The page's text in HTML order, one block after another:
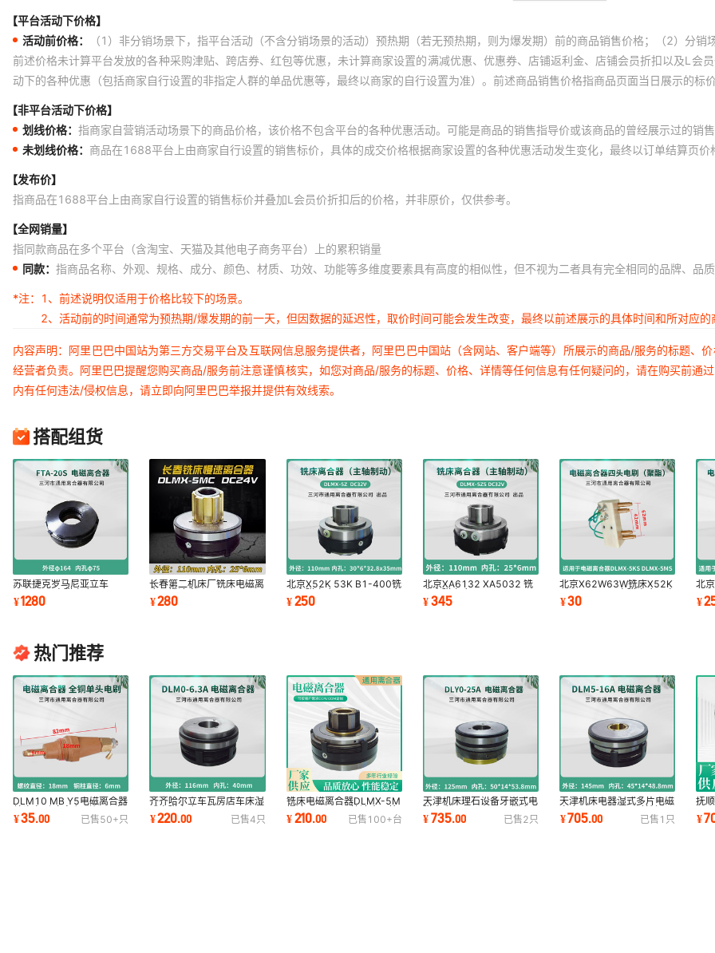
【平台活动下价格】
活动前价格：
（1）非分销场景下，指平台活动（不含分销场景的活动）预热期（若无预热期，则为爆发期）前的商品销售价格；（2）分
前述价格未计算平台发放的各种采购津贴、跨店券、红包等优惠，未计算商家设置的满减优惠、优惠券、店铺返利金、店铺会员折扣以及L会
动下的各种优惠（包括商家自行设置的非指定人群的单品优惠等，最终以商家的自行设置为准）。前述商品销售价格指商品页面当日展示的
【非平台活动下价格】
划线价格： 指商家自营销活动场景下的商品价格，该价格不包含平台的各种优惠活动。可能是商品的销售指导价或该商品的曾经展示过的销
未划线价格： 商品在1688平台上由商家自行设置的销售标价，具体的成交价格根据商家设置的各种优惠活动发生变化，最终以订单结算页价
【发布价】
指商品在1688平台上由商家自行设置的销售标价并叠加L会员价折扣后的价格，并非原价，仅供参考。
【全网销量】
指同款商品在多个平台（含淘宝、天猫及其他电子商务平台）上的累积销量
同款： 指商品名称、外观、规格、成分、颜色、材质、功效、功能等多维度要素具有高度的相似性，但不视为二者具有完全相同的品牌、品
*注：
1、前述说明仅适用于价格比较下的场景。
2、活动前的时间通常为预热期/爆发期的前一天，但因数据的延迟性，取价时间可能会发生改变，最终以前述展示的具体时间和所对应的
内容声明：阿里巴巴中国站为第三方交易平台及互联网信息服务提供者，阿里巴巴中国站（含网站、客户端等）所展示的商品/服务的标题、
经营者负责。阿里巴巴提醒您购买商品/服务前注意谨慎核实，如您对商品/服务的标题、价格、详情等任何信息有任何疑问的，请在购买前通
内有任何违法/侵权信息，请立即向阿里巴巴举报并提供有效线索。
搭配组货
苏联捷克罗马尼亚立车
FTA-20S电磁离合器
EK10 EB进口
¥1280
长春第二机床厂铣床电磁离
合器慢速走刀DLMX-5MC
通用离合器DC24V
¥280
北京X52K 53K B1-400铣
床电磁离合器 DLMX-5Z走
刀箱主轴制动M0Z-5
¥250
北京XA6132 XA5032 铣
床电磁离合器DLMX-5ZS
走刀箱快速DLM0Z-3ST
¥345
北京X62W63W铣床X52K
53K B1-400电磁离合器电
刷X6132 XA5032碳刷
¥30
北
刷
¥
热门推荐
DLM10 MB Y5电磁离合器
单头电刷 立车印刷机 压痕
机 机床配件碳刷
¥35.00 已售50+ 只
齐齐哈尔立车瓦房店车床湿
式电磁离合器DLM0-6.3A
三河24V机床配件
¥220.00 已售4 只
铣床电磁离合器DLMX-5M
慢速DLMX-5K快速走刀箱
24V铣床电磁离合器
¥210.00 已售 100+台
天津机床理石设备牙嵌式电
磁离合器DLY0-25A镗床
铣床插齿机床配件
¥735.00 已售2 只
天津机床电器湿式多片电磁
离合器DLM5-16A单键
DC24V 数控机床配件
¥705.00 已售 1 只
抚
床
¥